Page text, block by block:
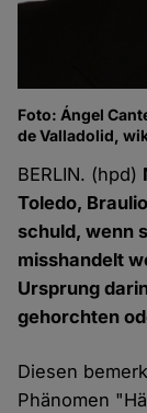
Foto: Ángel
de Valladolid,
BERLIN. (hpd)
Toledo,
schuld, wenn
misshandelt
Ursprung
gehorchten
Diesen
Phänomen